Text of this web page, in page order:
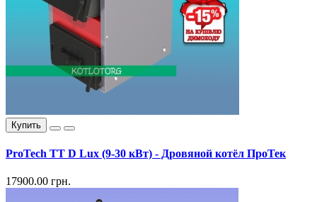
Купить
ProTech TT D Lux (9-30 кВт) - Дровяной котёл ПроТек
17900.00 грн.